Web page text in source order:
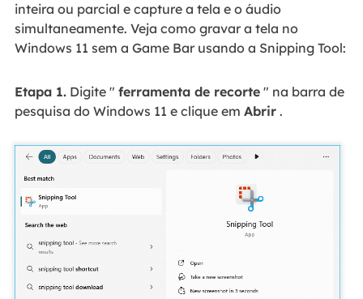
inteira ou parcial e capture a tela e o áudio
simultaneamente. Veja como gravar a tela no
Windows 11 sem a Game Bar usando a Snipping Tool:
Etapa 1.Digite " ferramenta de recorte" na barra de
pesquisa do Windows 11 e clique em Abrir.